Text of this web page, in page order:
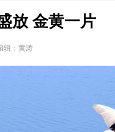
放 金黄一片
辑：黄涛